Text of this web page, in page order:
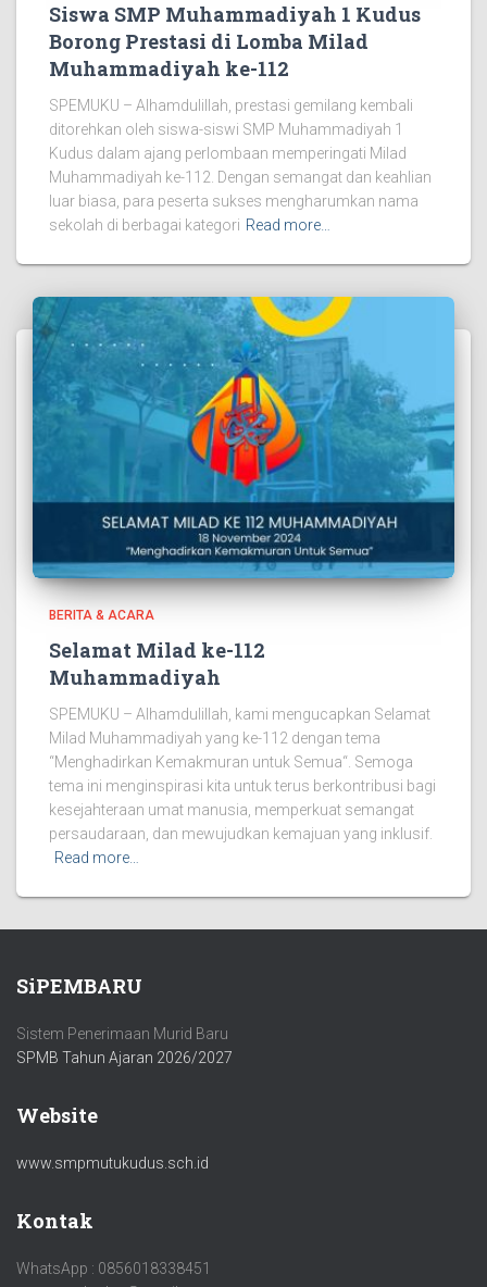
Siswa SMP Muhammadiyah 1 Kudus
Borong Prestasi di Lomba Milad
Muhammadiyah ke-112
SPEMUKU – Alhamdulillah, prestasi gemilang kembali
ditorehkan oleh siswa-siswi SMP Muhammadiyah 1
Kudus dalam ajang perlombaan memperingati Milad
Muhammadiyah ke-112. Dengan semangat dan keahlian
luar biasa, para peserta sukses mengharumkan nama
sekolah di berbagai kategori Read more…
BERITA & ACARA
Selamat Milad ke-112
Muhammadiyah
SPEMUKU – Alhamdulillah, kami mengucapkan Selamat
Milad Muhammadiyah yang ke-112 dengan tema
“Menghadirkan Kemakmuran untuk Semua“. Semoga
tema ini menginspirasi kita untuk terus berkontribusi bagi
kesejahteraan umat manusia, memperkuat semangat
persaudaraan, dan mewujudkan kemajuan yang inklusif.
Read more…
SiPEMBARU
Sistem Penerimaan Murid Baru
SPMB Tahun Ajaran 2026/2027
Website
www.smpmutukudus.sch.id
Kontak
WhatsApp : 0856018338451